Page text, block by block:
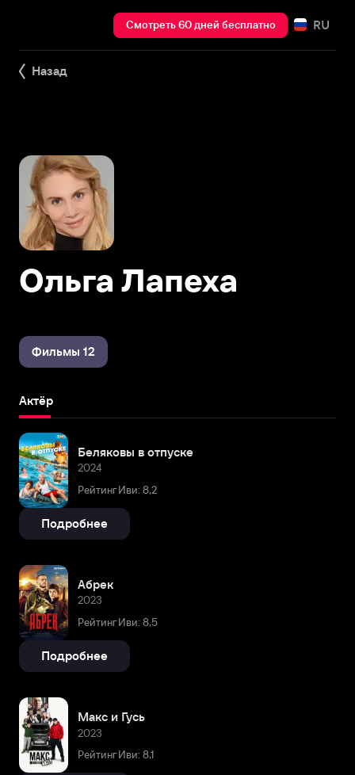
Смотреть 60 дней бесплатно RU
Назад
Ольга Лапеха
Фильмы 12
Актёр
Беляковы в отпуске
2024
Рейтинг Иви: 8,2
Подробнее
Абрек
2023
Рейтинг Иви: 8,5
Подробнее
Макс и Гусь
2023
Рейтинг Иви: 8,1